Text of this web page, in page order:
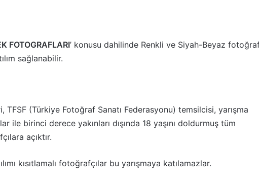
FOTOGRAFLARI’ konusu dahilinde Renkli ve Siyah-Beyaz
sağlanabilir.
TFSF (Türkiye Fotoğraf Sanatı Federasyonu) temsilcisi, yarışma
ile birinci derece yakınları dışında 18 yaşını doldurmuş tüm
açıktır.
kısıtlamalı fotoğrafçılar bu yarışmaya katılamazlar.